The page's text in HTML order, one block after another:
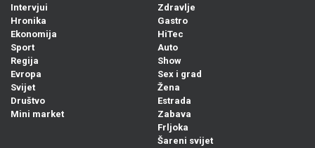
Intervjui
Hronika
Ekonomija
Sport
Regija
Evropa
Svijet
Društvo
Mini market
Zdravlje
Gastro
HiTec
Auto
Show
Sex i grad
Žena
Estrada
Zabava
Frljoka
Šareni svijet